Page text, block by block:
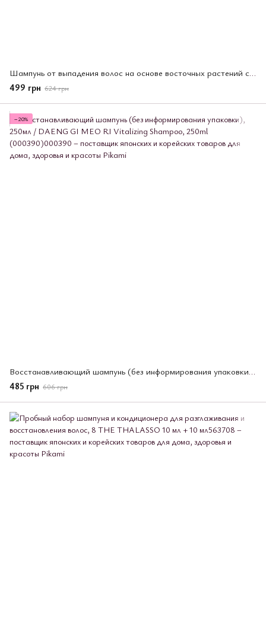
Шампунь от выпадения волос на основе восточных растений с маслом камелии (с индилл упаковкой), 250мл / DAENG GI MEO RI Dlaэ Soo
499 грн 624 грн
−20%
Восстанавливающий шампунь (без информирования упаковки), 250мл / DAENG GI MEO RI Vitalizing Shampoo, 250ml (000390)
485 грн 606 грн